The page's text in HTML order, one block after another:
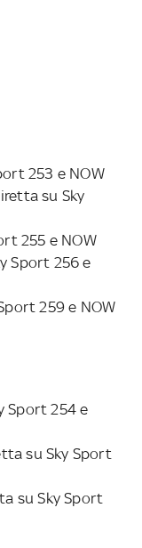
253 e NOW
su Sky
255 e NOW
Sport 256 e
259 e NOW
Sport 254 e
su Sky Sport
su Sky Sport